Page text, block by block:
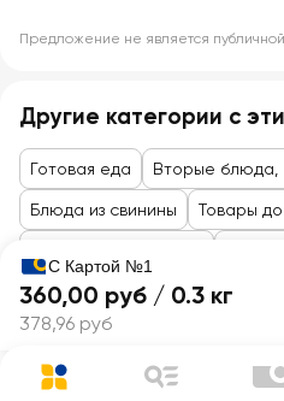
Предложение не является
Другие категории с
Готовая еда Вторые блюда,
Блюда из свинины Товары
С Картой №1
360,00 руб / 0.3 кг
378,96 руб